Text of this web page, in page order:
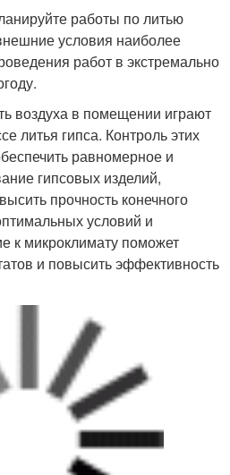
работы по литью
условия наиболее
работ в экстремально
воздуха в помещении играют
литья гипса. Контроль этих
равномерное и
гипсовых изделий,
прочность конечного
условий и
к микроклимату поможет
и повысить эффективность